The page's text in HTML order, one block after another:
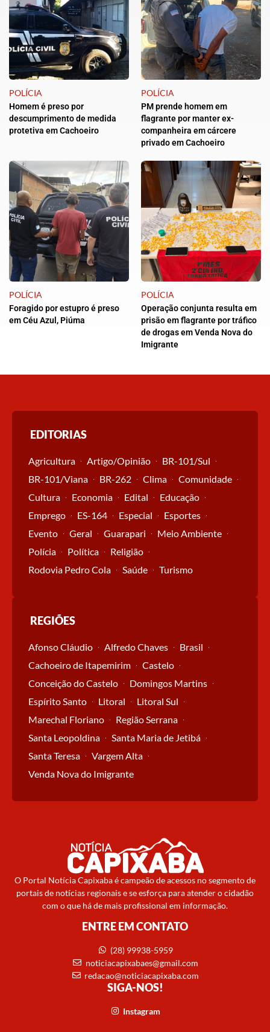
POLÍCIA
Homem é preso por
descumprimento de medida
protetiva em Cachoeiro
POLÍCIA
PM prende homem em
flagrante por manter ex-
companheira em cárcere
privado em Cachoeiro
POLÍCIA
Foragido por estupro é preso
em Céu Azul, Piúma
POLÍCIA
Operação conjunta resulta em
prisão em flagrante por tráfico
de drogas em Venda Nova do
Imigrante
EDITORIAS
Agricultura Artigo/Opinião
BR-101/Sul
BR-101/Viana
BR-262 Clima
Comunidade
Cultura
Economia Edital
Educação
Emprego
ES-164 Especial
Esportes
Evento
Geral Guarapari
Meio Ambiente
Polícia
Política
Religião
Rodovia Pedro Cola
Saúde Turismo
REGIÕES
Afonso Cláudio Alfredo Chaves
Brasil
Cachoeiro de Itapemirim
Castelo
Conceição do Castelo
Domingos Martins
Espírito Santo
Litoral
Litoral Sul
Marechal Floriano
Região Serrana
Santa Leopoldina
Santa Maria de Jetibá
Santa Teresa
Vargem Alta
Venda Nova do Imigrante
O Portal Notícia Capixaba é campeão de acessos no segmento de
portais de notícias regionais e se esforça para atender o cidadão
com o que há de mais profissional em informação.
ENTRE EM CONTATO
(28) 99938-5959
noticiacapixabaes@gmail.com
redacao@noticiacapixaba.com
SIGA-NOS!
Instagram